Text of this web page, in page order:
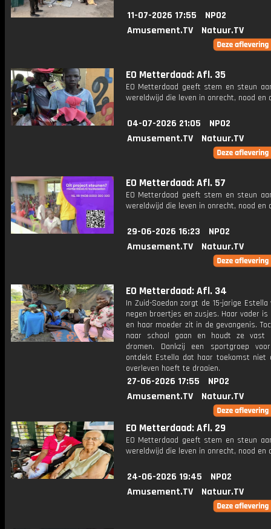
11-07-2026 17:55
NPO2
Amusement.TV
Natuur.TV
EO Metterdaad: Afl. 35
EO Metterdaad geeft stem en steun
wereldwijd die leven in onrecht, nood en
04-07-2026 21:05
NPO2
Amusement.TV
Natuur.TV
EO Metterdaad: Afl. 57
EO Metterdaad geeft stem en steun
wereldwijd die leven in onrecht, nood en
29-06-2026 16:23
NPO2
Amusement.TV
Natuur.TV
EO Metterdaad: Afl. 34
In Zuid-Soedan zorgt de 15-jarige
negen broertjes en zusjes. Haar vader is
en haar moeder zit in de gevangenis.
naar school gaan en houdt ze vast
dromen. Dankzij een sportgroep
ontdekt Estella dat haar toekomst niet
overleven hoeft te draaien.
27-06-2026 17:55
NPO2
Amusement.TV
Natuur.TV
EO Metterdaad: Afl. 29
EO Metterdaad geeft stem en steun
wereldwijd die leven in onrecht, nood en
24-06-2026 19:45
NPO2
Amusement.TV
Natuur.TV